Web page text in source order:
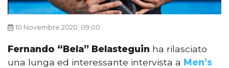
10 Novembre 2020, 09:00
Fernando “Bela” Belasteguin ha rilasciato
una lunga ed interessante intervista a Men’s